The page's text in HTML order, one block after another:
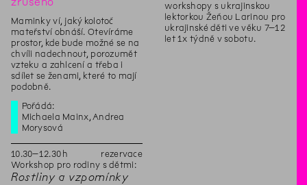
Maminky ví, jaký kolotoč
mateřství obnáší. Otevíráme
prostor, kde bude možné se na
chvíli nadechnout, porozumět
vzteku a zahlcení a třeba i
sdílet se ženami, které to mají
podobně.
Pořádá:
Michaela Mainx, Andrea
Morysová
10.30–12.30 h
rezervace
Workshop pro rodiny s dětmi:
Rostliny a vzpomínky
workshopy s ukrajinskou
lektorkou Žeňou Larinou pro
ukrajinské děti ve věku 7–12
let 1x týdně v sobotu.